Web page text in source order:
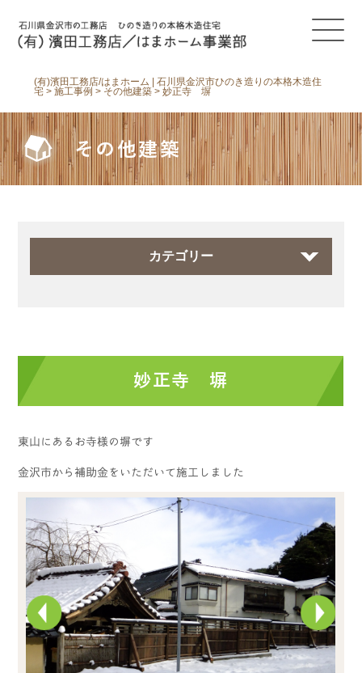
(有)濱田工務店/はまホーム | 石川県金沢市ひのき造りの本格木造住
宅 >施工事例 > その他建築 >妙正寺 塀
その他建築
カテゴリー
妙正寺 塀
東山にあるお寺様の塀です
金沢市から補助金をいただいて施工しました